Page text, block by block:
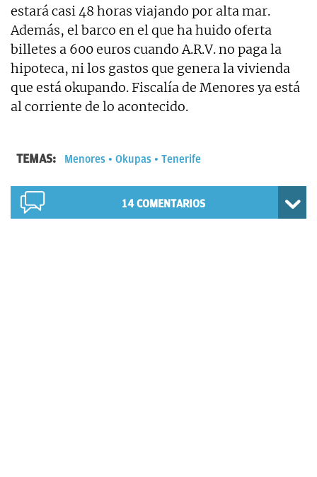
estará casi 48 horas viajando por alta mar.
Además, el barco en el que ha huido oferta
billetes a 600 euros cuando A.R.V. no paga la
hipoteca, ni los gastos que genera la vivienda
que está okupando. Fiscalía de Menores ya está
al corriente de lo acontecido.
TEMAS: Menores Okupas Tenerife
14COMENTARIOS